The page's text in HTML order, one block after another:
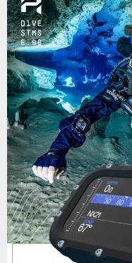
f
o
r
: